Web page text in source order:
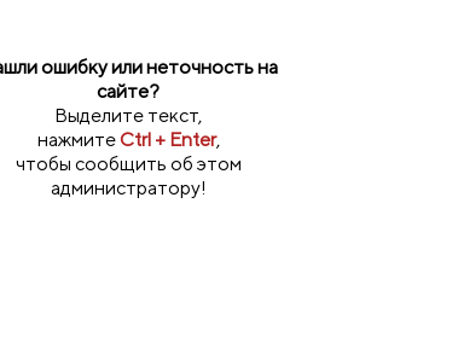
ошибку или неточность на
сайте?
Выделите текст,
нажмитеCtrl + Enter,
чтобы сообщить об этом
администратору!